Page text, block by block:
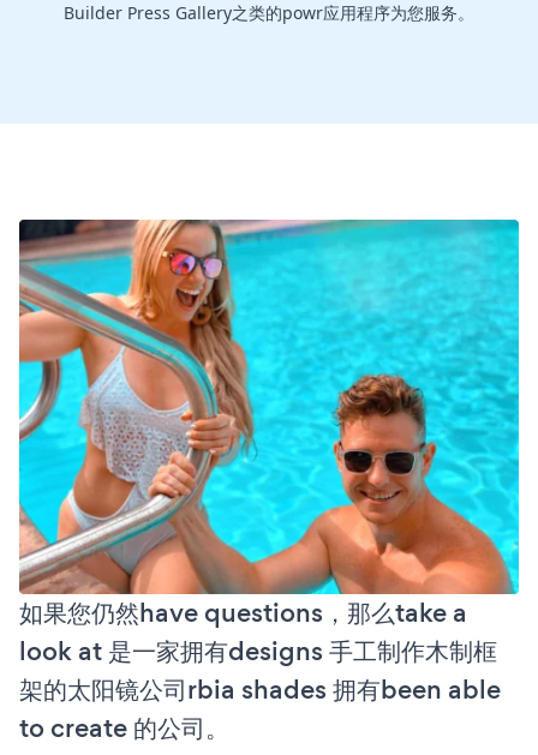
Builder Press Gallery之类的powr应用程序为您服务。
如果您仍然have questions，那么take a
look at 是一家拥有designs 手工制作木制框
架的太阳镜公司rbia shades 拥有been able
to create 的公司。